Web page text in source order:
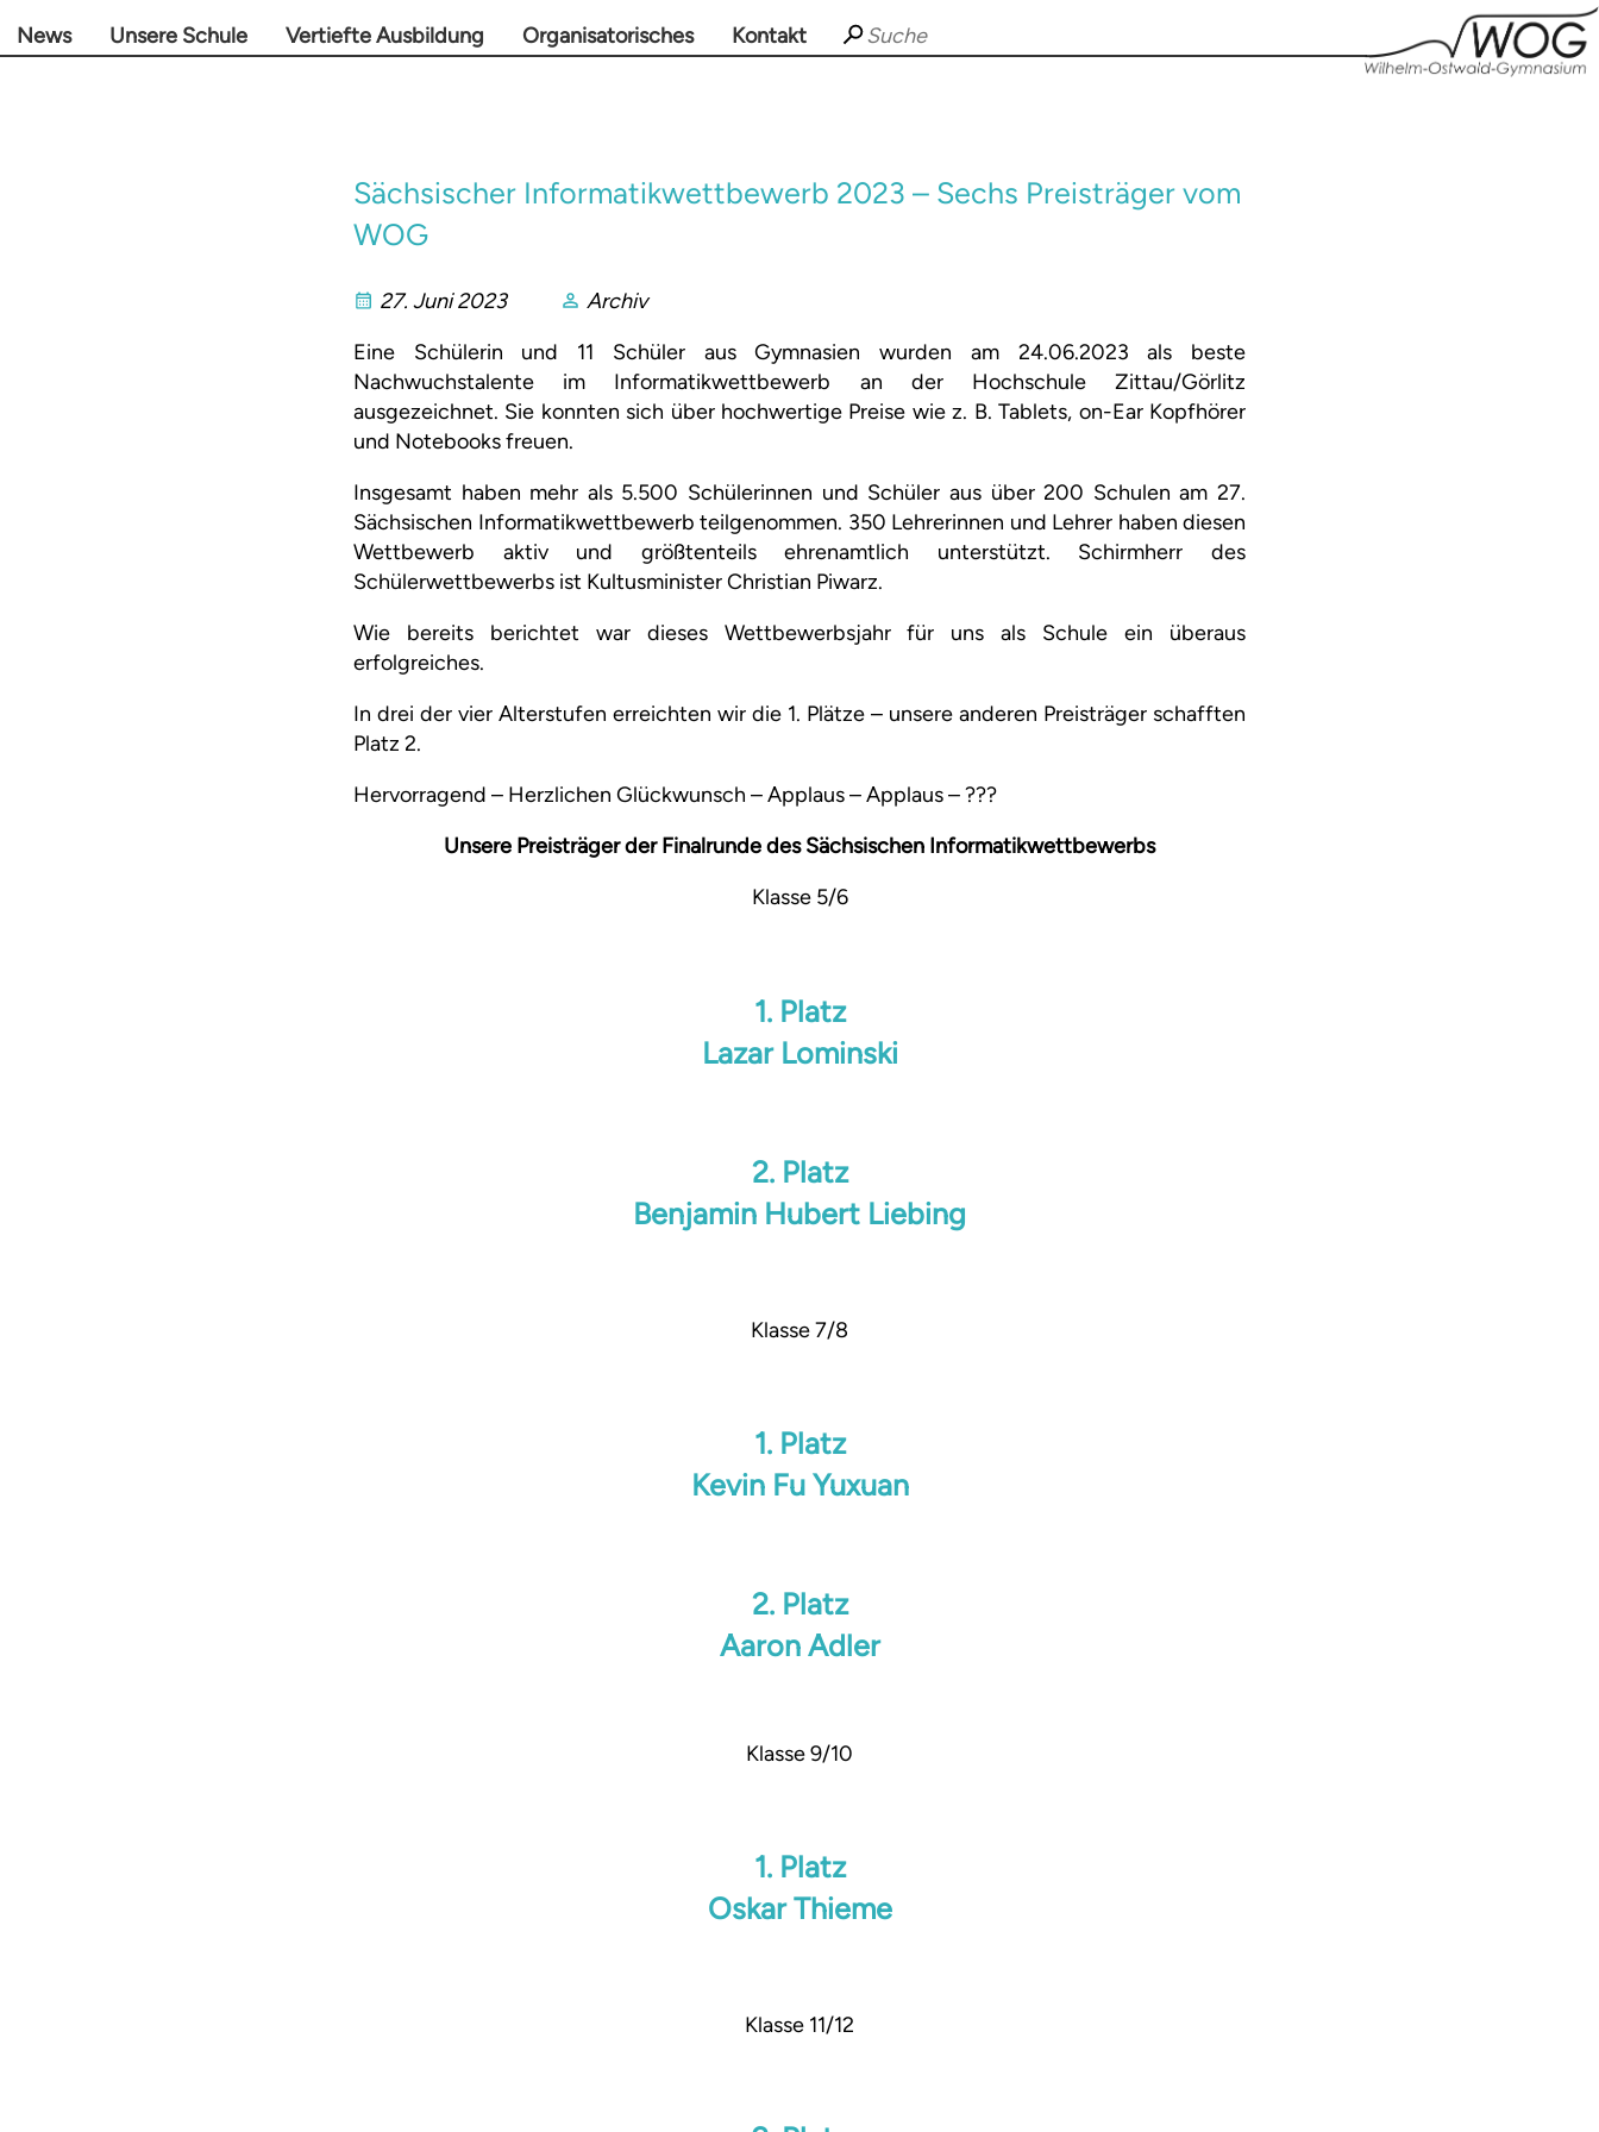
News Unsere Schule Vertiefte Ausbildung Organisatorisches Kontakt
Sächsischer Informatikwettbewerb 2023 – Sechs Preisträger vom
WOG
27. Juni 2023
Archiv
Eine Schülerin und 11 Schüler aus Gymnasien wurden am 24.06.2023 als beste
Nachwuchstalente im Informatikwettbewerb an der Hochschule Zittau/Görlitz
ausgezeichnet. Sie konnten sich über hochwertige Preise wie z. B. Tablets, on-Ear Kopfhörer
und Notebooks freuen.
Insgesamt haben mehr als 5.500 Schülerinnen und Schüler aus über 200 Schulen am 27.
Sächsischen Informatikwettbewerb teilgenommen. 350 Lehrerinnen und Lehrer haben diesen
Wettbewerb aktiv und größtenteils ehrenamtlich unterstützt. Schirmherr des
Schülerwettbewerbs ist Kultusminister Christian Piwarz.
Wie bereits berichtet war dieses Wettbewerbsjahr für uns als Schule ein überaus
erfolgreiches.
In drei der vier Alterstufen erreichten wir die 1. Plätze – unsere anderen Preisträger schafften
Platz 2.
Hervorragend – Herzlichen Glückwunsch – Applaus – Applaus –???
Unsere Preisträger der Finalrunde des Sächsischen Informatikwettbewerbs
Klasse 5/6
1. Platz
Lazar Lominski
2. Platz
Benjamin Hubert Liebing
Klasse 7/8
1. Platz
Kevin Fu Yuxuan
2. Platz
Aaron Adler
Klasse 9/10
1. Platz
Oskar Thieme
Klasse 11/12